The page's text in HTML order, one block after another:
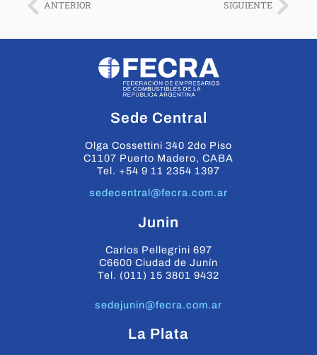
ANTERIOR SIGUIENTE
Sede Central
Olga Cossettini 340 2do Piso
C1107 Puerto Madero, CABA
Tel. +54 9 11 2354 1397
sedecentral@fecra.com.ar
Junin
Carlos Pellegrini 697
C6600 Ciudad de Junín
Tel. (011) 15 3801 9432
sedejunin@fecra.com.ar
La Plata